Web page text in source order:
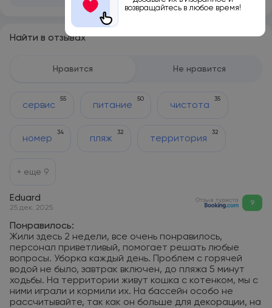
возвращайтесь в любое время!
Найти в отзывах
Нравится Не нравится
сервис
55
питание
50
чистота
35
номер
34
пляж
32
территория
32
+ еще 9
Eduard
25 дек. 2025
Отзыв туриста 9
Понравилось:
Жили здесь 2 недели, все очень понравилось,
персонал приветливый, помогает решать любые
вопросы. Уборка каждый день. Проблем с горячей
водой не было, завтрак включен, до пляжа 5 минут
ходьбы. На территории живут кошка с котенком, мы с
ними играли и кормили их. На бассейн особо не
рассчитывайте, так как он больше для декорации, на